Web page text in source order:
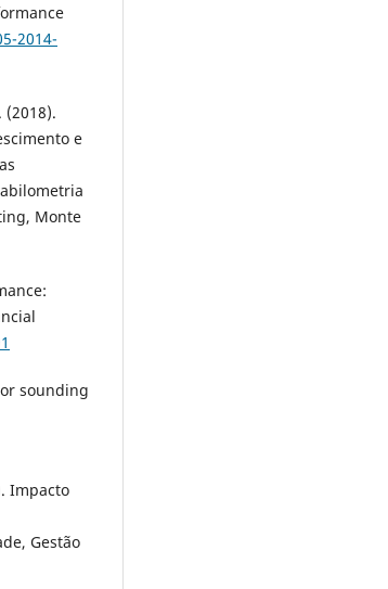
2014-
(2018).
e
Monte
sounding
Impacto
Gestão